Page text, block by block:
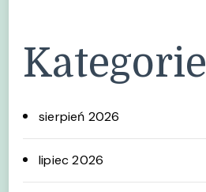
Kategorie
sierpień 2026
lipiec 2026